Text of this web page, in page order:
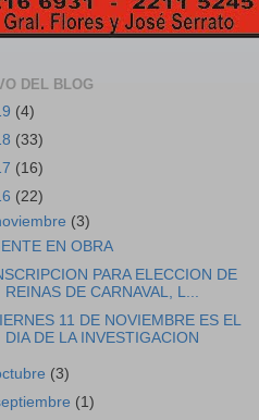
DEL BLOG
(4)
(33)
(16)
(22)
(3)
EN OBRA
PARA ELECCION DE
REINAS DE CARNAVAL, L...
11 DE NOVIEMBRE ES EL
DIA DE LA INVESTIGACION
(3)
(1)